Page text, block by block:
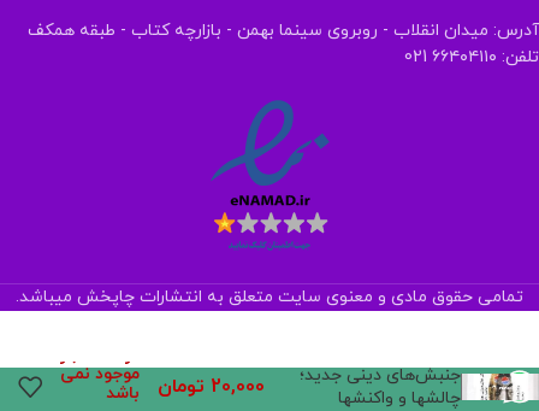
آدرس: میدان انقلاب - روبروی سینما بهمن - بازارچه کتاب - طبقه همکف
تلفن: ۶۶۴۰۴۱۱۰ 021
تمامی حقوق مادی و معنوی سایت متعلق به انتشارات چاپخش میباشد.
جنبش‌های دینی جدید؛
چالشها و واکنشها
20,000 تومان
موجود نمی
باشد